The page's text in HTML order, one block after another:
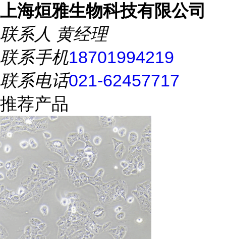
上海烜雅生物科技有限公司
联系人 黄经理
联系手机18701994219
联系电话021-62457717
推荐产品